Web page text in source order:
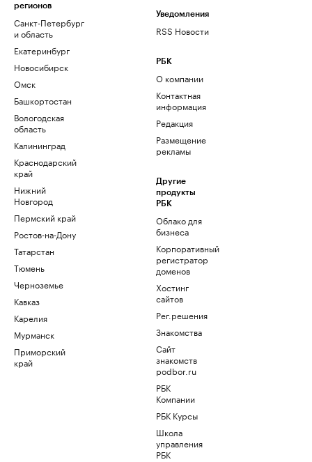
регионов
Санкт-Петербург
и область
Екатеринбург
Новосибирск
Омск
Башкортостан
Вологодская
область
Калининград
Краснодарский
край
Нижний
Новгород
Пермский край
Ростов-на-Дону
Татарстан
Тюмень
Черноземье
Кавказ
Карелия
Мурманск
Приморский
край
Уведомления
RSS Новости
РБК
О компании
Контактная
информация
Редакция
Размещение
рекламы
Другие
продукты
РБК
Облако для
бизнеса
Корпоративный
регистратор
доменов
Хостинг
сайтов
Рег.решения
Знакомства
Сайт
знакомств
podbor.ru
РБК
Компании
РБК Курсы
Школа
управления
РБК